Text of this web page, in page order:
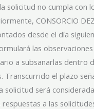
solicitud no cumpla con
CONSORCIO
desde el día
las
a subsanarlas dentro
Transcurrido el plazo
solicitud será
a las